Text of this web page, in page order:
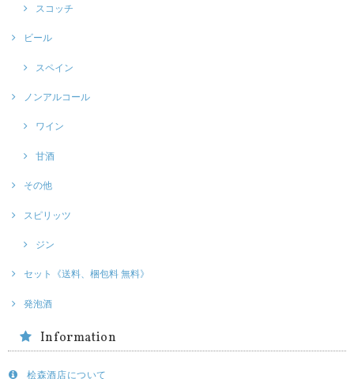
スコッチ
ビール
スペイン
ノンアルコール
ワイン
甘酒
その他
スピリッツ
ジン
セット《送料、梱包料 無料》
発泡酒
Information
桧森酒店について